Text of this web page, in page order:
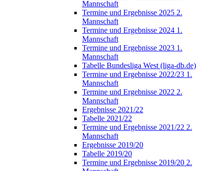
Mannschaft
Termine und Ergebnisse 2025 2.
Mannschaft
Termine und Ergebnisse 2024 1.
Mannschaft
Termine und Ergebnisse 2023 1.
Mannschaft
Tabelle Bundesliga West (liga-db.de)
Termine und Ergebnisse 2022/23 1.
Mannschaft
Termine und Ergebnisse 2022 2.
Mannschaft
Ergebnisse 2021/22
Tabelle 2021/22
Termine und Ergebnisse 2021/22 2.
Mannschaft
Ergebnisse 2019/20
Tabelle 2019/20
Termine und Ergebnisse 2019/20 2.